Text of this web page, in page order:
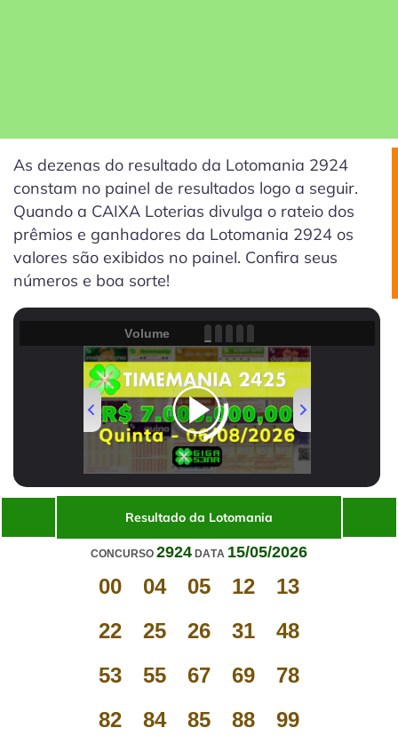
As dezenas do resultado da Lotomania 2924
constam no painel de resultados logo a seguir.
Quando a CAIXA Loterias divulga o rateio dos
prêmios e ganhadores da Lotomania 2924 os
valores são exibidos no painel. Confira seus
números e boa sorte!
Volume
00:00/01:31
Resultado da Lotomania
CONCURSO 2924 DATA 15/05/2026
00 04 05 12
13
22
25 26 31
48
53
55 67 69
78
82
84 85 88 99